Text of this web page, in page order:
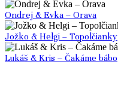
Ondrej & Evka – Orava
Jožko & Helgi – Topolčianky
Lukáš & Kris – Čakáme bábo